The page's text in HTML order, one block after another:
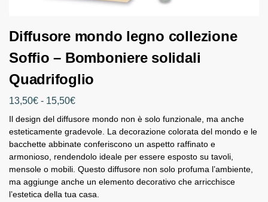
Diffusore mondo legno collezione
Soffio – Bomboniere solidali
Quadrifoglio
13,50€ - 15,50€
Il design del diffusore mondo non è solo funzionale, ma anche
esteticamente gradevole. La decorazione colorata del mondo e le
bacchette abbinate conferiscono un aspetto raffinato e
armonioso, rendendolo ideale per essere esposto su tavoli,
mensole o mobili. Questo diffusore non solo profuma l’ambiente,
ma aggiunge anche un elemento decorativo che arricchisce
l’estetica della tua casa.